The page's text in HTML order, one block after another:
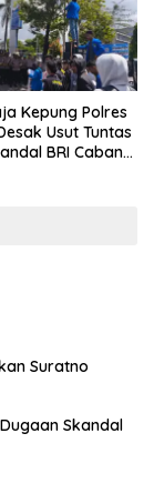
Kepung Polres
Usut Tuntas
BRI Cabang
Suratno
Skandal